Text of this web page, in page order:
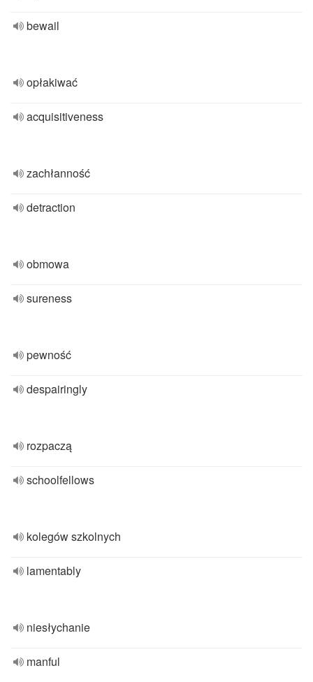
bewail
opłakiwać
acquisitiveness
zachłanność
detraction
obmowa
sureness
pewność
despairingly
rozpaczą
schoolfellows
kolegów szkolnych
lamentably
niesłychanie
manful